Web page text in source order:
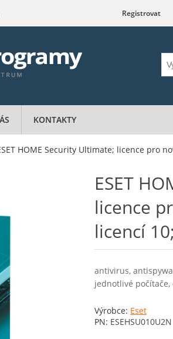
Registrovat
KONTAKTY
HOME Security Ultimate; licence pro
ESET
licence
licencí
antivirus,
jednotlivé
Výrobce: Eset
PN: ESEHSU010U2N